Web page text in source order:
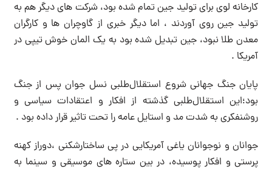
کارخانه لوی برای تولید جین تمام شده بود، شرکت های دیگر هم به
تولید جین روی آوردند ، اما دیگر خبری از گاوچران ها و کارگران
معدن طلا نبود، جین تبدیل شده بود به یک المان خوش تیپی در
آمریکا .
پایان جنگ جهانی شروع استقلال‌طلبی نسل جوان پس از جنگ
بود؛این استقلال‌طلبی گذشته از افکار و اعتقادات سیاسی و
روشنفکری به شدت مد و استایل عامه را تحت تاثیر قرار داده بود .
جوانان و نوجوانان یاغی آمریکایی در پی ساختارشکنی ،دوراز کهنه
پرستی و افکار پوسیده، در بین ستاره های موسیقی و سینما به